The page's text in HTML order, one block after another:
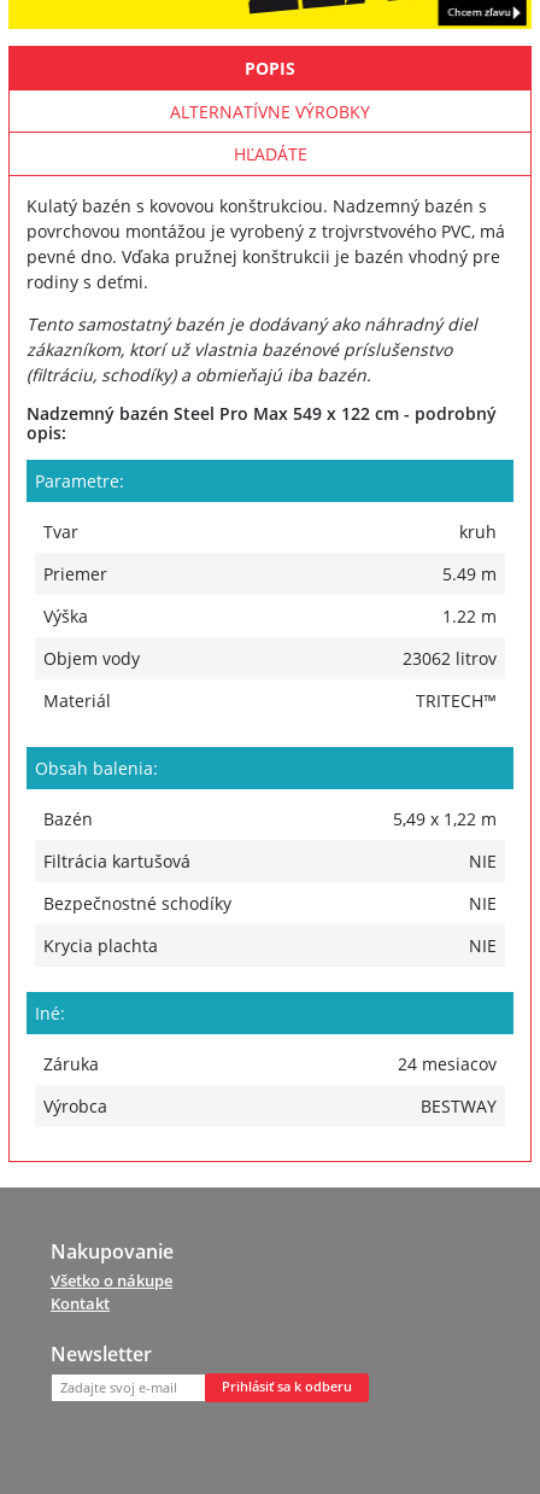
POPIS
ALTERNATÍVNE VÝROBKY
HĽADÁTE
Kulatý bazén s kovovou konštrukciou. Nadzemný bazén s
povrchovou montážou je vyrobený z trojvrstvového PVC, má
pevné dno. Vďaka pružnej konštrukcii je bazén vhodný pre
rodiny s deťmi.
Tento samostatný bazén je dodávaný ako náhradný diel
zákazníkom, ktorí už vlastnia bazénové príslušenstvo
(filtráciu, schodíky) a obmieňajú iba bazén.
Nadzemný bazén Steel Pro Max 549 x 122 cm - podrobný
opis:
Parametre:
Tvar
kruh
Priemer
5.49 m
Výška
1.22 m
Objem vody
23062 litrov
Materiál
TRITECH™
Obsah balenia:
Bazén
5,49 x 1,22 m
Filtrácia kartušová
NIE
Bezpečnostné schodíky
NIE
Krycia plachta
NIE
Iné:
Záruka
24 mesiacov
Výrobca
BESTWAY
Nakupovanie
Všetko o nákupe
Kontakt
Newsletter
Prihlásiť sa k odberu